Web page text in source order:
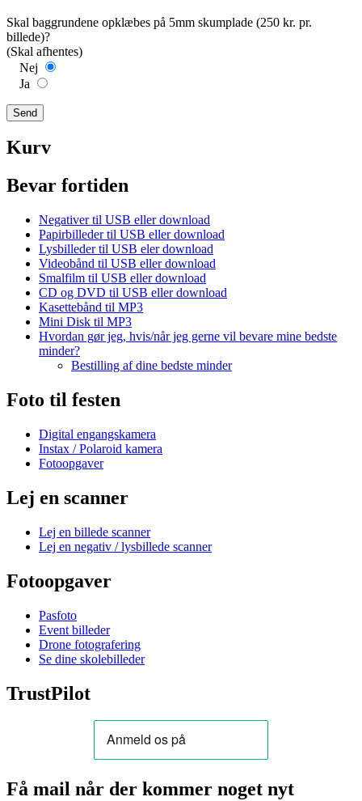
Skal baggrundene opklæbes på 5mm skumplade (250 kr. pr.
billede)?
(Skal afhentes)
Nej
Ja
Kurv
Bevar fortiden
Negativer til USB eller download
Papirbilleder til USB eller download
Lysbilleder til USB eler download
Videobånd til USB eller download
Smalfilm til USB eller download
CD og DVD til USB eller download
Kasettebånd til MP3
Mini Disk til MP3
Hvordan gør jeg, hvis/når jeg gerne vil bevare mine bedste
minder?
Bestilling af dine bedste minder
Foto til festen
Digital engangskamera
Instax / Polaroid kamera
Fotoopgaver
Lej en scanner
Lej en billede scanner
Lej en negativ / lysbillede scanner
Fotoopgaver
Pasfoto
Event billeder
Drone fotografering
Se dine skolebilleder
TrustPilot
Få mail når der kommer noget nyt